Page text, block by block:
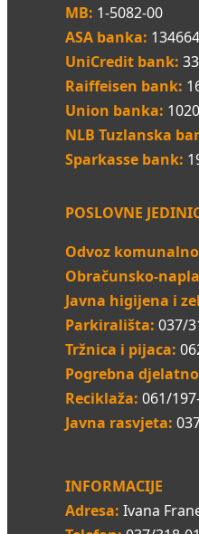
MB: 1-5082-00
ASA banka:
UniCredit bank:
Raiffeisen bank:
Union banka:
NLB Tuzlanska
Sparkasse bank:
POSLOVNE
Odvoz
Obračunsko-
Javna higijena i
Parkirališta: 037/
Tržnica i pijaca:
Pogrebna
Reciklaža: 061/
Javna rasvjeta:
INFORMACIJE
Adresa: Ivana